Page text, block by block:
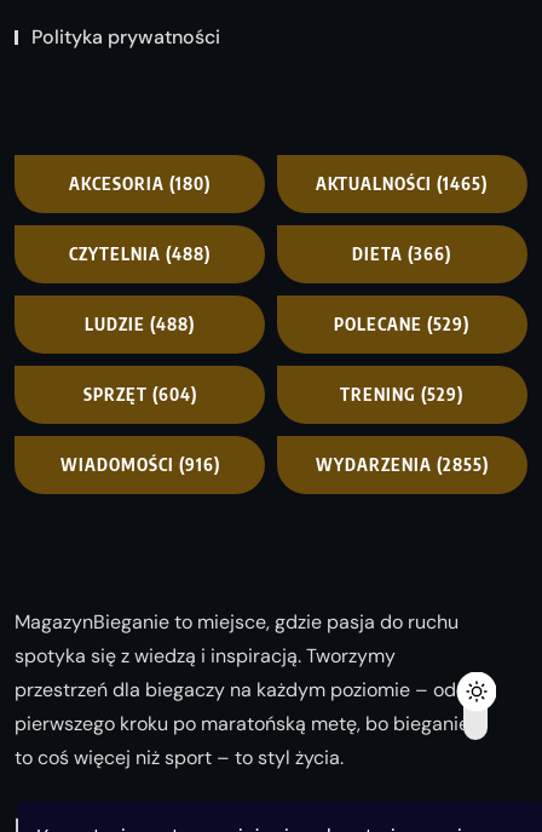
Polityka prywatności
AKCESORIA (180) AKTUALNOŚCI (1465)
CZYTELNIA (488) DIETA (366)
LUDZIE (488) POLECANE (529)
SPRZĘT (604) TRENING (529)
WIADOMOŚCI (916) WYDARZENIA (2855)
MagazynBieganie to miejsce, gdzie pasja do ruchu
spotyka się z wiedzą i inspiracją. Tworzymy
przestrzeń dla biegaczy na każdym poziomie – od
pierwszego kroku po maratońską metę, bo bieganie
to coś więcej niż sport – to styl życia.
Biegaj z nami i odkrywaj swoją najlepszą wersję!